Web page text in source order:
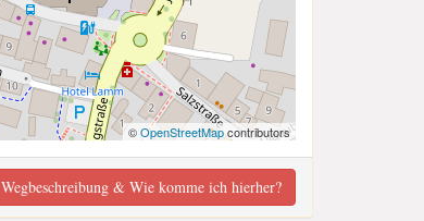
©OpenStreetMapcontributors
Wegbeschreibung & Wie komme ich hierher?